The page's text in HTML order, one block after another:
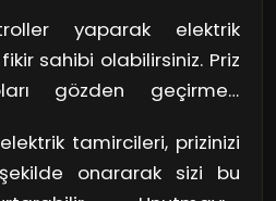
edildiğinde daha büyük
da zarar görmesine
size en yakın elektrikçi ile
sıkıntıların kökünden
Hem güvende olmak
enerji akışı için bir
bir seçimdir.
yaparak elektrik
sahibi olabilirsiniz. Priz
gözden geçirmek,
yardımcı olur. Elinize
elektrik akışı olup
tamircileri, prizinizi
onararak sizi bu